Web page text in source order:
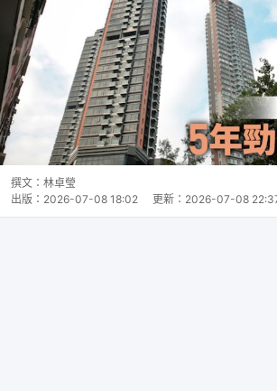
撰文： 林卓瑩
出版： 2026-07-08 18:02 更新： 2026-07-08